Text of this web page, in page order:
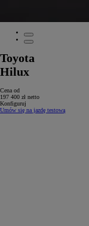
Toyota
Hilux
Cena od
197 400 zł netto
Konfiguruj
Umów się na jazdę testową